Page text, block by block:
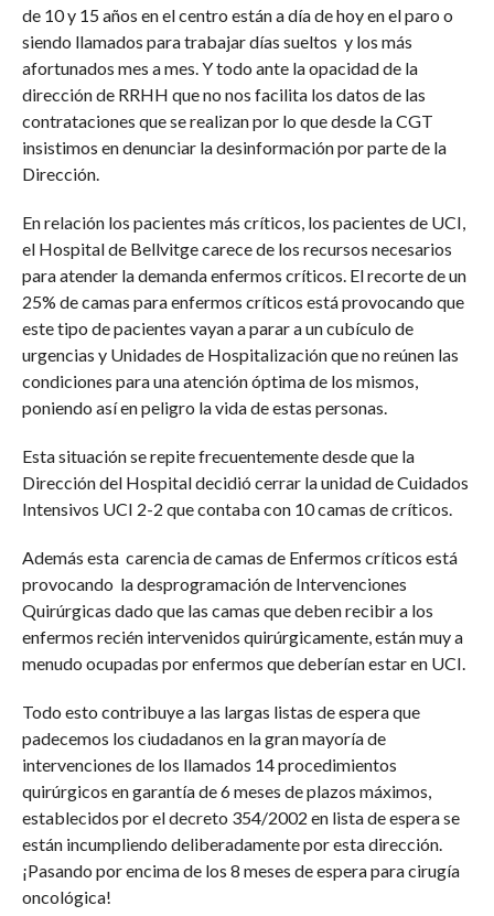
de 10 y 15 años en el centro están a día de hoy en el paro o
siendo llamados para trabajar días sueltos y los más
afortunados mes a mes. Y todo ante la opacidad de la
dirección de RRHH que no nos facilita los datos de las
contrataciones que se realizan por lo que desde la CGT
insistimos en denunciar la desinformación por parte de la
Dirección.
En relación los pacientes más críticos, los pacientes de UCI,
el Hospital de Bellvitge carece de los recursos necesarios
para atender la demanda enfermos críticos. El recorte de un
25% de camas para enfermos críticos está provocando que
este tipo de pacientes vayan a parar a un cubículo de
urgencias y Unidades de Hospitalización que no reúnen las
condiciones para una atención óptima de los mismos,
poniendo así en peligro la vida de estas personas.
Esta situación se repite frecuentemente desde que la
Dirección del Hospital decidió cerrar la unidad de Cuidados
Intensivos UCI 2-2 que contaba con 10 camas de críticos.
Además esta carencia de camas de Enfermos críticos está
provocando la desprogramación de Intervenciones
Quirúrgicas dado que las camas que deben recibir a los
enfermos recién intervenidos quirúrgicamente, están muy a
menudo ocupadas por enfermos que deberían estar en UCI.
Todo esto contribuye a las largas listas de espera que
padecemos los ciudadanos en la gran mayoría de
intervenciones de los llamados 14 procedimientos
quirúrgicos en garantía de 6 meses de plazos máximos,
establecidos por el decreto 354/2002 en lista de espera se
están incumpliendo deliberadamente por esta dirección.
¡Pasando por encima de los 8 meses de espera para cirugía
oncológica!